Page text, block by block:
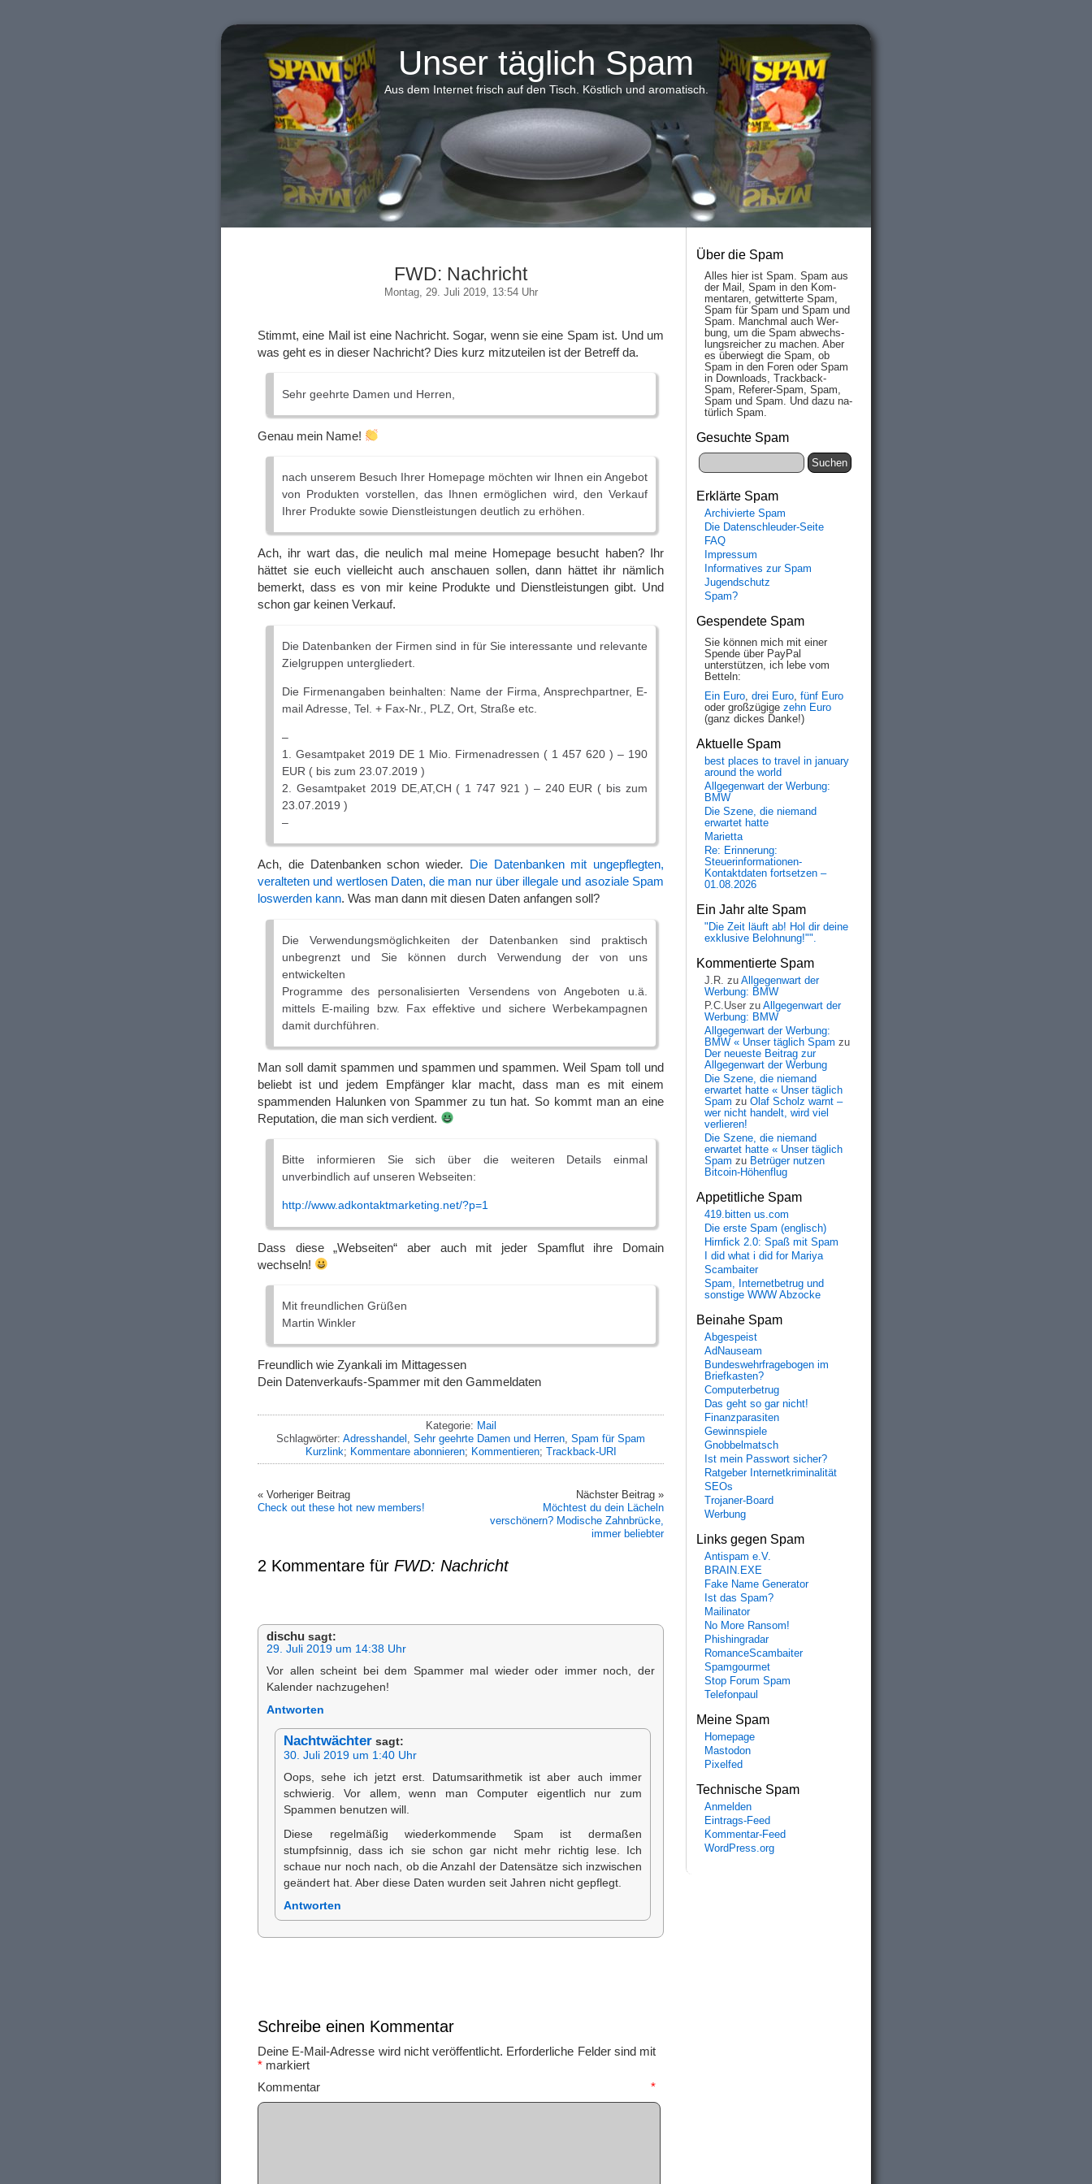
Unser täglich Spam
Aus dem Internet frisch auf den Tisch. Köstlich und aromatisch.
FWD: Nachricht
Montag, 29. Juli 2019, 13:54 Uhr
Stimmt, eine Mail ist eine Nachricht. Sogar, wenn sie eine Spam ist. Und um
was geht es in dieser Nachricht? Dies kurz mitzuteilen ist der Betreff da.
Sehr geehrte Damen und Herren,
Genau mein Name!
nach unserem Besuch Ihrer Homepage möchten wir Ihnen ein Angebot
von Produkten vorstellen, das Ihnen ermöglichen wird, den Verkauf
Ihrer Produkte sowie Dienstleistungen deutlich zu erhöhen.
Ach, ihr wart das, die neulich mal meine Homepage besucht haben? Ihr
hättet sie euch vielleicht auch anschauen sollen, dann hättet ihr nämlich
bemerkt, dass es von mir keine Produkte und Dienstleistungen gibt. Und
schon gar keinen Verkauf.
Die Datenbanken der Firmen sind in für Sie interessante und relevante
Zielgruppen untergliedert.
Die Firmenangaben beinhalten: Name der Firma, Ansprechpartner, E-
mail Adresse, Tel. + Fax-Nr., PLZ, Ort, Straße etc.
–
1. Gesamtpaket 2019 DE 1 Mio. Firmenadressen ( 1 457 620 ) – 190
EUR ( bis zum 23.07.2019 )
2. Gesamtpaket 2019 DE,AT,CH ( 1 747 921 ) – 240 EUR ( bis zum
23.07.2019 )
–
Ach, die Datenbanken schon wieder. Die Datenbanken mit ungepflegten,
veralteten und wertlosen Daten, die man nur über illegale und asoziale Spam
loswerden kann. Was man dann mit diesen Daten anfangen soll?
Die Verwendungsmöglichkeiten der Datenbanken sind praktisch
unbegrenzt und Sie können durch Verwendung der von uns
entwickelten
Programme des personalisierten Versendens von Angeboten u.ä.
mittels E-mailing bzw. Fax effektive und sichere Werbekampagnen
damit durchführen.
Man soll damit spammen und spammen und spammen. Weil Spam toll und
beliebt ist und jedem Empfänger klar macht, dass man es mit einem
spammenden Halunken von Spammer zu tun hat. So kommt man an eine
Reputation, die man sich verdient.
Bitte informieren Sie sich über die weiteren Details einmal
unverbindlich auf unseren Webseiten:
http://www.adkontaktmarketing.net/?p=1
Dass diese „Webseiten“ aber auch mit jeder Spamflut ihre Domain
wechseln!
Mit freundlichen Grüßen
Martin Winkler
Freundlich wie Zyankali im Mittagessen
Dein Datenverkaufs-Spammer mit den Gammeldaten
Kategorie: Mail
Schlagwörter: Adresshandel , Sehr geehrte Damen und Herren, Spam für Spam
Kurzlink; Kommentare abonnieren; Kommentieren; Trackback-URI
« Vorheriger Beitrag
Check out these hot new members!
Nächster Beitrag »
Möchtest du dein Lächeln
verschönern? Modische Zahnbrücke,
immer beliebter
2 Kommentare für FWD: Nachricht
dischu sagt:
29. Juli 2019 um 14:38 Uhr
Vor allen scheint bei dem Spammer mal wieder oder immer noch, der
Kalender nachzugehen!
Antworten
Nachtwächter sagt:
30. Juli 2019 um 1:40 Uhr
Oops, sehe ich jetzt erst. Datumsarithmetik ist aber auch immer
schwierig. Vor allem, wenn man Computer eigentlich nur zum
Spammen benutzen will.
Diese regelmäßig wiederkommende Spam ist dermaßen
stumpfsinnig, dass ich sie schon gar nicht mehr richtig lese. Ich
schaue nur noch nach, ob die Anzahl der Datensätze sich inzwischen
geändert hat. Aber diese Daten wurden seit Jahren nicht gepflegt.
Antworten
Schreibe einen Kommentar
Deine E-Mail-Adresse wird nicht veröffentlicht. Erforderliche Felder sind mit
* markiert
Kommentar *
Über die Spam
Alles hier ist Spam. Spam aus
der Mail, Spam in den Kom­
men­taren, ge­twit­ter­te Spam,
Spam für Spam und Spam und
Spam. Manch­mal auch Wer­
bung, um die Spam ab­wechs­
lungs­reich­er zu mach­en. Aber
es über­wiegt die Spam, ob
Spam in den Fo­ren oder Spam
in Down­loads, Track­back-
Spam, Re­fe­rer-Spam, Spam,
Spam und Spam. Und da­zu na­
tür­lich Spam.
Gesuchte Spam
Erklärte Spam
Archivierte Spam
Die Datenschleuder-Seite
FAQ
Impressum
Informatives zur Spam
Jugendschutz
Spam?
Gespendete Spam
Sie können mich mit einer
Spende über PayPal
unterstützen, ich lebe vom
Betteln:
Ein Euro, drei Euro, fünf Euro
oder großzügige zehn Euro
(ganz dickes Danke!)
Aktuelle Spam
best places to travel in january
around the world
Allgegenwart der Werbung:
BMW
Die Szene, die niemand
erwartet hatte
Marietta
Re: Erinnerung:
Steuerinformationen-
Kontaktdaten fortsetzen –
01.08.2026
Ein Jahr alte Spam
"Die Zeit läuft ab! Hol dir deine
exklusive Belohnung!"".
Kommentierte Spam
J.R. zu Allgegenwart der
Werbung: BMW
P.C.User zu Allgegenwart der
Werbung: BMW
Allgegenwart der Werbung:
BMW « Unser täglich Spam zu
Der neueste Beitrag zur
Allgegenwart der Werbung
Die Szene, die niemand
erwartet hatte « Unser täglich
Spam zu Olaf Scholz warnt –
wer nicht handelt, wird viel
verlieren!
Die Szene, die niemand
erwartet hatte « Unser täglich
Spam zu Betrüger nutzen
Bitcoin-Höhenflug
Appetitliche Spam
419.bitten us.com
Die erste Spam (englisch)
Hirnfick 2.0: Spaß mit Spam
I did what i did for Mariya
Scambaiter
Spam, Internetbetrug und
sonstige WWW Abzocke
Beinahe Spam
Abgespeist
AdNauseam
Bundeswehrfragebogen im
Briefkasten?
Computerbetrug
Das geht so gar nicht!
Finanzparasiten
Gewinnspiele
Gnobbelmatsch
Ist mein Passwort sicher?
Ratgeber Internetkriminalität
SEOs
Trojaner-Board
Werbung
Links gegen Spam
Antispam e.V.
BRAIN.EXE
Fake Name Generator
Ist das Spam?
Mailinator
No More Ransom!
Phishingradar
RomanceScambaiter
Spamgourmet
Stop Forum Spam
Telefonpaul
Meine Spam
Homepage
Mastodon
Pixelfed
Technische Spam
Anmelden
Eintrags-Feed
Kommentar-Feed
WordPress.org